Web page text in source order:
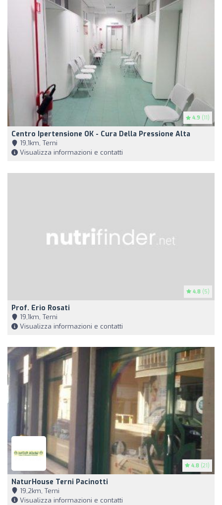
4.9 (11)
Centro Ipertensione OK - Cura Della Pressione Alta
19,1km, Terni
Visualizza informazioni e contatti
4.8 (5)
Prof. Erio Rosati
19,1km, Terni
Visualizza informazioni e contatti
4.8 (21)
NaturHouse Terni Pacinotti
19,2km, Terni
Visualizza informazioni e contatti